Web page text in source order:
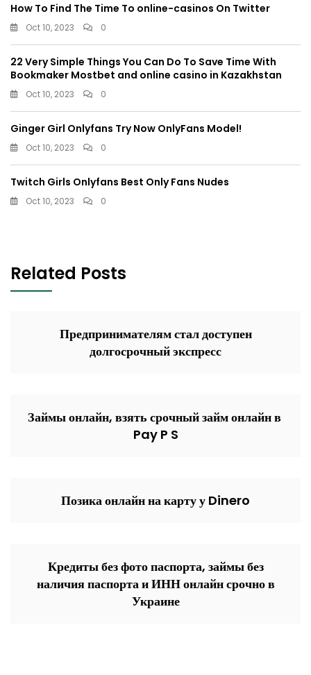
How To Find The Time To online-casinos On Twitter
Oct 10, 2023 0
22 Very Simple Things You Can Do To Save Time With
Bookmaker Mostbet and online casino in Kazakhstan
Oct 10, 2023 0
Ginger Girl Onlyfans Try Now OnlyFans Model!
Oct 10, 2023 0
Twitch Girls Onlyfans Best Only Fans Nudes
Oct 10, 2023 0
Related Posts
​Предпринимателям стал доступен
долгосрочный экспресс
Займы онлайн, взять срочный займ онлайн в ️
Pay P S
Позика онлайн на карту у Dinero
Кредиты без фото паспорта, займы без
наличия паспорта и ИНН онлайн срочно в
Украине